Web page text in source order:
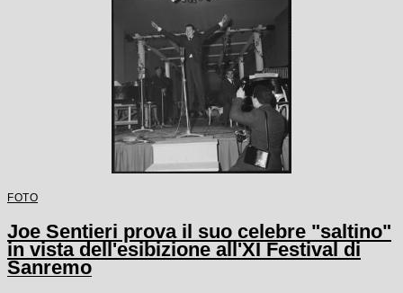
FOTO
Joe Sentieri prova il suo celebre "saltino"
in vista dell'esibizione all'XI Festival di
Sanremo